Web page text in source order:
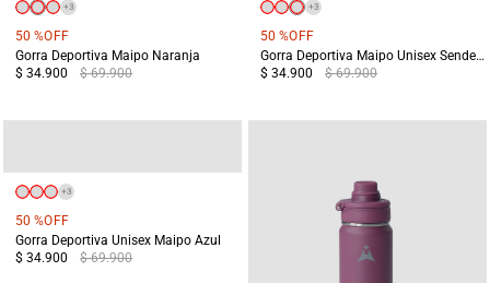
+3
50 %OFF
Gorra Deportiva Maipo Naranja
$ 34.900
$ 69.900
+3
50 %OFF
Gorra Deportiva Maipo Unisex Senderismo Rosado
$ 34.900
$ 69.900
+3
50 %OFF
Gorra Deportiva Unisex Maipo Azul
$ 34.900
$ 69.900